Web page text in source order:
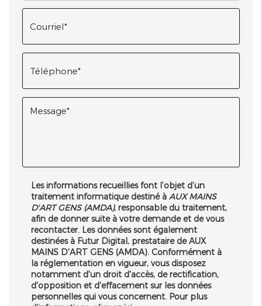
Les informations recueillies font l’objet d’un
traitement informatique destiné à AUX MAINS
D'ART GENS (AMDA), responsable du traitement,
afin de donner suite à votre demande et de vous
recontacter. Les données sont également
destinées à Futur Digital, prestataire de AUX
MAINS D'ART GENS (AMDA). Conformément à
la réglementation en vigueur, vous disposez
notamment d'un droit d'accès, de rectification,
d'opposition et d'effacement sur les données
personnelles qui vous concernent. Pour plus